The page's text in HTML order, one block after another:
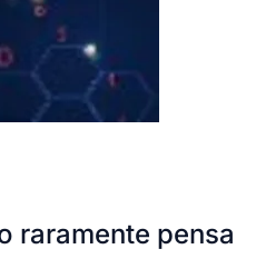
raramente pensa